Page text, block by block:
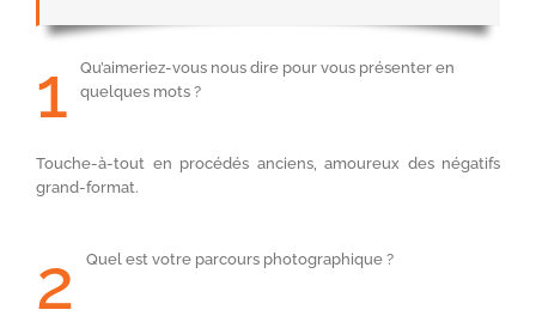
1
Qu’aimeriez-vous nous dire pour vous présenter en
quelques mots ?
Touche-à-tout en procédés anciens, amoureux des négatifs
grand-format.
2 Quel est votre parcours photographique ?